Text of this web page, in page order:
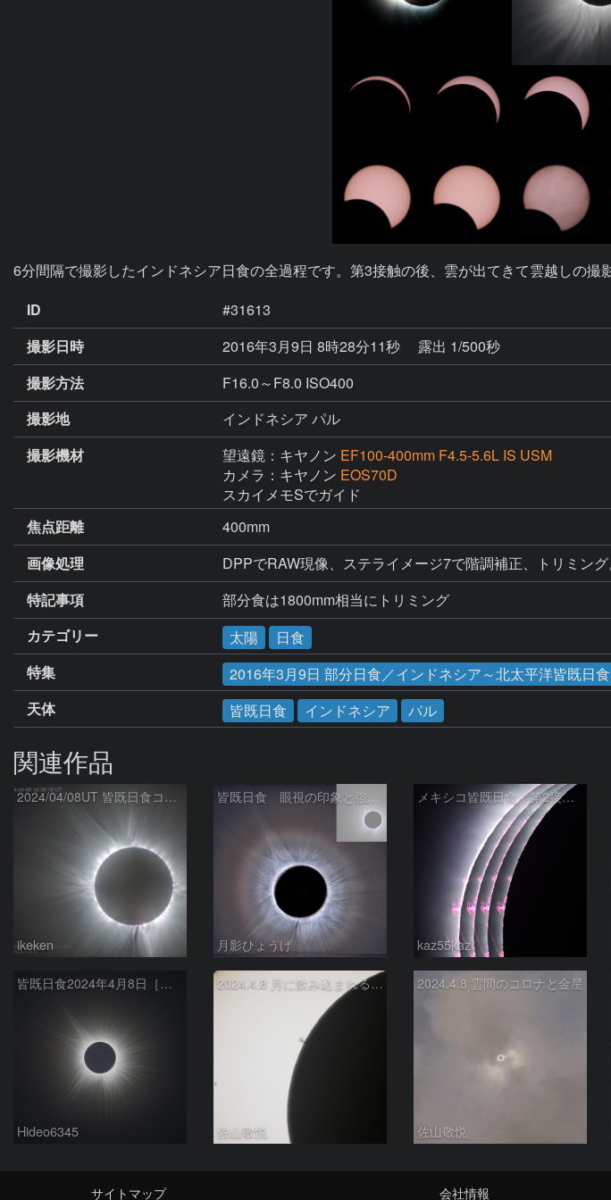
6分間隔で撮影したインドネシア日食の全過程です。第3接触の後、雲が出てきて雲越しの撮
ID
#31613
撮影日時
2016年3月9日 8時28分11秒
露出 1/500秒
撮影方法
F16.0～F8.0 ISO400
撮影地
インドネシア パル
撮影機材
望遠鏡：キヤノン EF100-400mm F4.5-5.6L IS USM
カメラ：キヤノン EOS70D
スカイメモSでガイド
焦点距離
400mm
画像処理
DPPでRAW現像、ステライメージ7で階調補正、トリミング
特記事項
部分食は1800mm相当にトリミング
カテゴリー
太陽
日食
特集
2016年3月9日 部分日食／インドネシア～北太平洋皆既日食
天体
皆既日食 インドネシア パル
関連作品
2024/04/08UT 皆既日食コロナ(HDR, R-USM)
ikeken
皆既日食 眼視の印象と強調 2024/04/09
月影ひょうげ
メキシコ皆既日食 第2接触時
kaz55kaz
皆既日食2024年4月8日［外部コロナ f400mm］
Hideo6345
2024.4.8 月に飲み込まれる黒点
佐山敬悦
2024.4.8 雲間のコロナと金星
佐山敬悦
サイトマップ 会社情報